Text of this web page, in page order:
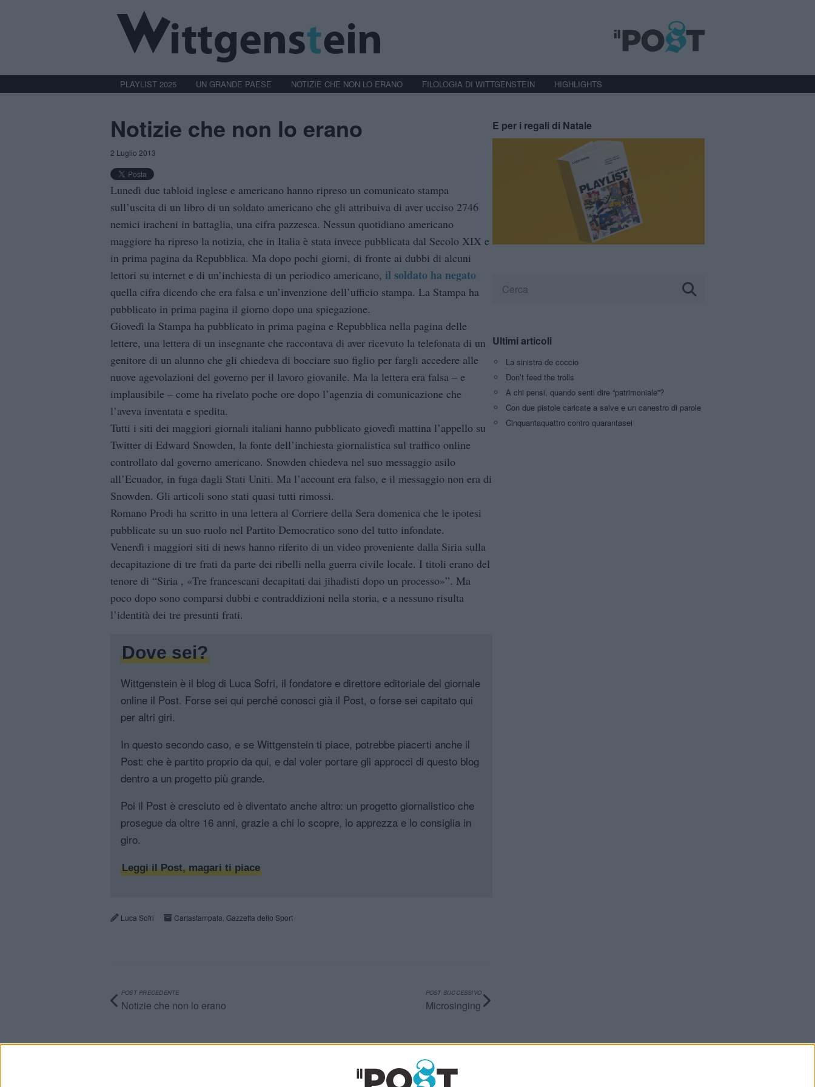
PLAYLIST 2025 UN GRANDE PAESE NOTIZIE CHE NON LO ERANO FILOLOGIA DI WITTGENSTEIN HIGHLIGHTS
Notizie che non lo erano
2 Luglio 2013
Lunedì due tabloid inglese e americano hanno ripreso un comunicato stampa
sull’uscita di un libro di un soldato americano che gli attribuiva di aver ucciso 2746
nemici iracheni in battaglia, una cifra pazzesca. Nessun quotidiano americano
maggiore ha ripreso la notizia, che in Italia è stata invece pubblicata dal Secolo XIX e
in prima pagina da Repubblica. Ma dopo pochi giorni, di fronte ai dubbi di alcuni
lettori su internet e di un’inchiesta di un periodico americano, il soldato ha negato
quella cifra dicendo che era falsa e un’invenzione dell’ufficio stampa. La Stampa ha
pubblicato in prima pagina il giorno dopo una spiegazione.
Giovedì la Stampa ha pubblicato in prima pagina e Repubblica nella pagina delle
lettere, una lettera di un insegnante che raccontava di aver ricevuto la telefonata di un
genitore di un alunno che gli chiedeva di bocciare suo figlio per fargli accedere alle
nuove agevolazioni del governo per il lavoro giovanile. Ma la lettera era falsa – e
implausibile – come ha rivelato poche ore dopo l’agenzia di comunicazione che
l’aveva inventata e spedita.
Tutti i siti dei maggiori giornali italiani hanno pubblicato giovedì mattina l’appello su
Twitter di Edward Snowden, la fonte dell’inchiesta giornalistica sul traffico online
controllato dal governo americano. Snowden chiedeva nel suo messaggio asilo
all’Ecuador, in fuga dagli Stati Uniti. Ma l’account era falso, e il messaggio non era di
Snowden. Gli articoli sono stati quasi tutti rimossi.
Romano Prodi ha scritto in una lettera al Corriere della Sera domenica che le ipotesi
pubblicate su un suo ruolo nel Partito Democratico sono del tutto infondate.
Venerdì i maggiori siti di news hanno riferito di un video proveniente dalla Siria sulla
decapitazione di tre frati da parte dei ribelli nella guerra civile locale. I titoli erano del
tenore di “Siria , «Tre francescani decapitati dai jihadisti dopo un processo»”. Ma
poco dopo sono comparsi dubbi e contraddizioni nella storia, e a nessuno risulta
l’identità dei tre presunti frati.
Dove sei?
Wittgenstein è il blog di Luca Sofri, il fondatore e direttore editoriale del giornale
online il Post. Forse sei qui perché conosci già il Post, o forse sei capitato qui
per altri giri.
In questo secondo caso, e se Wittgenstein ti piace, potrebbe piacerti anche il
Post: che è partito proprio da qui, e dal voler portare gli approcci di questo blog
dentro a un progetto più grande.
Poi il Post è cresciuto ed è diventato anche altro: un progetto giornalistico che
prosegue da oltre 16 anni, grazie a chi lo scopre, lo apprezza e lo consiglia in
giro.
Leggi il Post, magari ti piace
Luca Sofri Cartastampata Gazzetta dello Sport
POST PRECEDENTE
Notizie che non lo erano
POST SUCCESSIVO
Microsinging
E per i regali di Natale
Ultimi articoli
La sinistra de coccio
Don’t feed the trolls
A chi pensi, quando senti dire “patrimoniale”?
Con due pistole caricate a salve e un canestro di parole
Cinquantaquattro contro quarantasei
Ultimi articoli